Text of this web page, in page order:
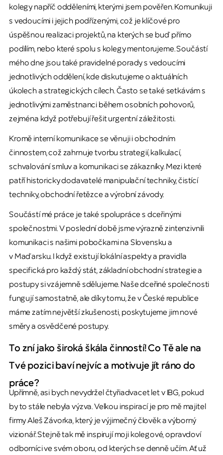
kolegy napříč odděleními, kterými jsem pověřen. Komunikuji
s vedoucími i jejich podřízenými, což je klíčové pro
úspěšnou realizaci projektů, na kterých se buď přímo
podílím, nebo které spolu s kolegy mentorujeme. Součástí
mého dne jsou také pravidelné porady s vedoucími
jednotlivých oddělení, kde diskutujeme o aktuálních
úkolech a strategických cílech. Často se také setkávám s
jednotlivými zaměstnanci během osobních pohovorů,
zejména když potřebují řešit urgentní záležitosti.
Kromě interní komunikace se věnuji i obchodním
činnostem, což zahrnuje tvorbu strategií, kalkulací,
schvalování smluv a komunikaci se zákazníky. Mezi které
patří historicky dodavatelé manipulační techniky, čistící
techniky, obchodní řetězce a výrobní závody.
Součástí mé práce je také spolupráce s dceřinými
společnostmi. V poslední době jsme výrazně zintenzivnili
komunikaci s našimi pobočkami na Slovensku a
v Maďarsku. I když existují lokální aspekty a pravidla
specifická pro každý stát, základní obchodní strategie a
postupy si vzájemně sdělujeme. Naše dceřiné společnosti
fungují samostatně, ale díky tomu, že v České republice
máme zatím největší zkušenosti, poskytujeme jim nové
směry a osvědčené postupy.
To zní jako široká škála činností! Co Tě ale na
Tvé pozici baví nejvíc a motivuje jít ráno do
práce?
Upřímně, asi bych nevydržel čtyřiadvacet let v IBG, pokud
by to stále nebyla výzva. Velkou inspirací je pro mě majitel
firmy Aleš Závorka, který je výjimečný člověk a výborný
vizionář. Stejně tak mě inspirují moji kolegové, opravdoví
odborníci ve svém oboru, od kterých se denně učím. Ať už